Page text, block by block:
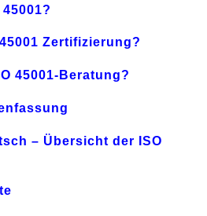
Zertifizierung?
45001-Beratung?
– Übersicht der ISO